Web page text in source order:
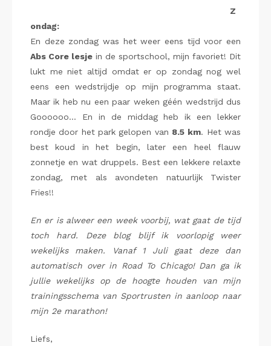
Z
ondag:
En deze zondag was het weer eens tijd voor een
Abs Core lesje in de sportschool, mijn favoriet! Dit
lukt me niet altijd omdat er op zondag nog wel
eens een wedstrijdje op mijn programma staat.
Maar ik heb nu een paar weken géén wedstrijd dus
Goooooo… En in de middag heb ik een lekker
rondje door het park gelopen van 8.5 km. Het was
best koud in het begin, later een heel flauw
zonnetje en wat druppels. Best een lekkere relaxte
zondag, met als avondeten natuurlijk Twister
Fries!!
En er is alweer een week voorbij, wat gaat de tijd
toch hard. Deze blog blijf ik voorlopig weer
wekelijks maken. Vanaf 1 Juli gaat deze dan
automatisch over in Road To Chicago! Dan ga ik
jullie wekelijks op de hoogte houden van mijn
trainingsschema van Sportrusten in aanloop naar
mijn 2e marathon!
Liefs,